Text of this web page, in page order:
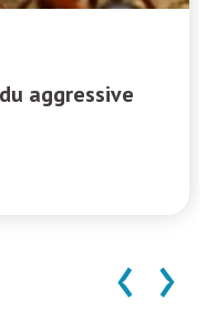
aggressive
‹ ›